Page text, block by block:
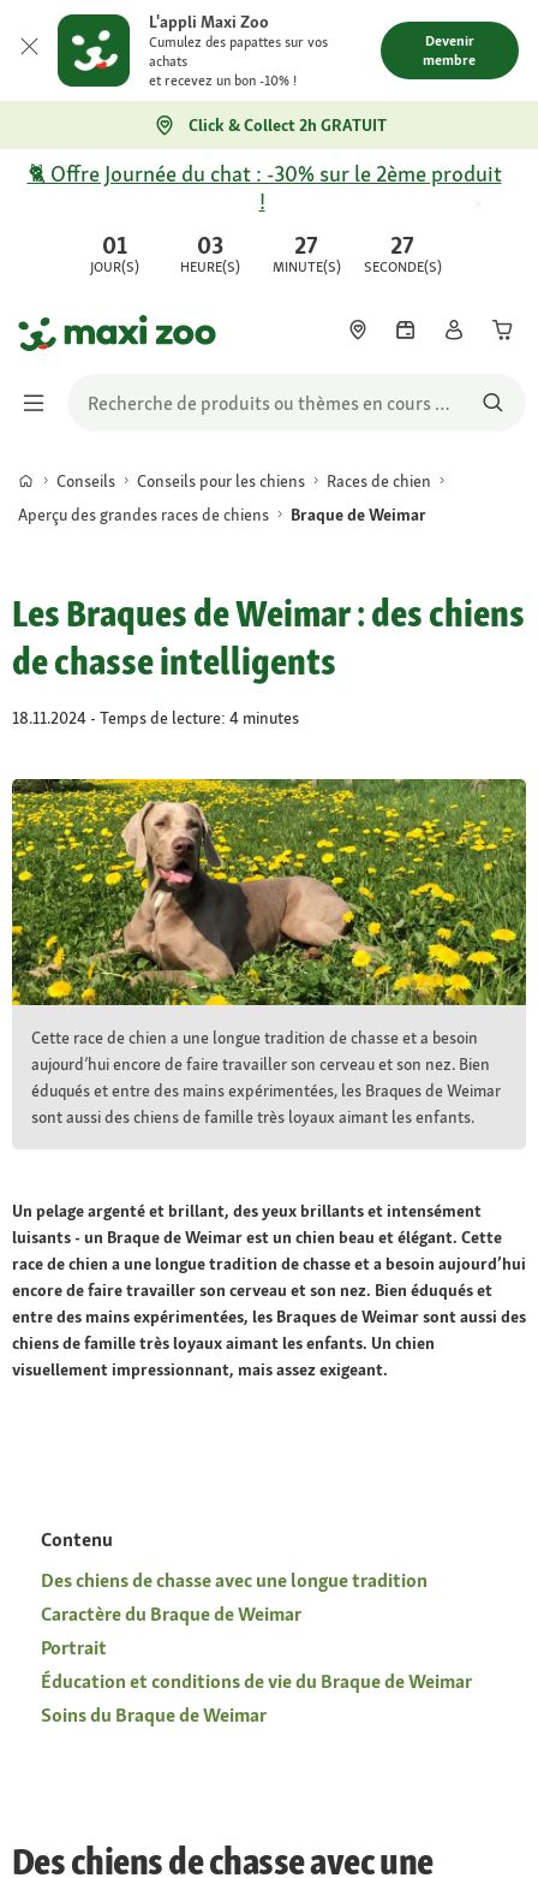
L'appli Maxi Zoo
Cumulez des papattes sur vos
achats
et recevez un bon -10% !
Devenir
membre
Click & Collect 2h GRATUIT
01
JOUR(S)
03
HEURE(S)
27
MINUTE(S)
27
SECONDE(S)
🐈 Offre Journée du chat : -30% sur le 2ème produit
!
Conseils Conseils pour les chiens
Races de chien
Aperçu des grandes races de chiens
Braque de Weimar
Les Braques de Weimar : des chiens
de chasse intelligents
18.11.2024 - Temps de lecture: 4 minutes
Cette race de chien a une longue tradition de chasse et a besoin
aujourd’hui encore de faire travailler son cerveau et son nez. Bien
éduqués et entre des mains expérimentées, les Braques de Weimar
sont aussi des chiens de famille très loyaux aimant les enfants.
Un pelage argenté et brillant, des yeux brillants et intensément
luisants - un Braque de Weimar est un chien beau et élégant. Cette
race de chien a une longue tradition de chasse et a besoin aujourd’hui
encore de faire travailler son cerveau et son nez. Bien éduqués et
entre des mains expérimentées, les Braques de Weimar sont aussi des
chiens de famille très loyaux aimant les enfants. Un chien
visuellement impressionnant, mais assez exigeant.
Contenu
Des chiens de chasse avec une longue tradition
Caractère du Braque de Weimar
Portrait
Éducation et conditions de vie du Braque de Weimar
Soins du Braque de Weimar
Des chiens de chasse avec une